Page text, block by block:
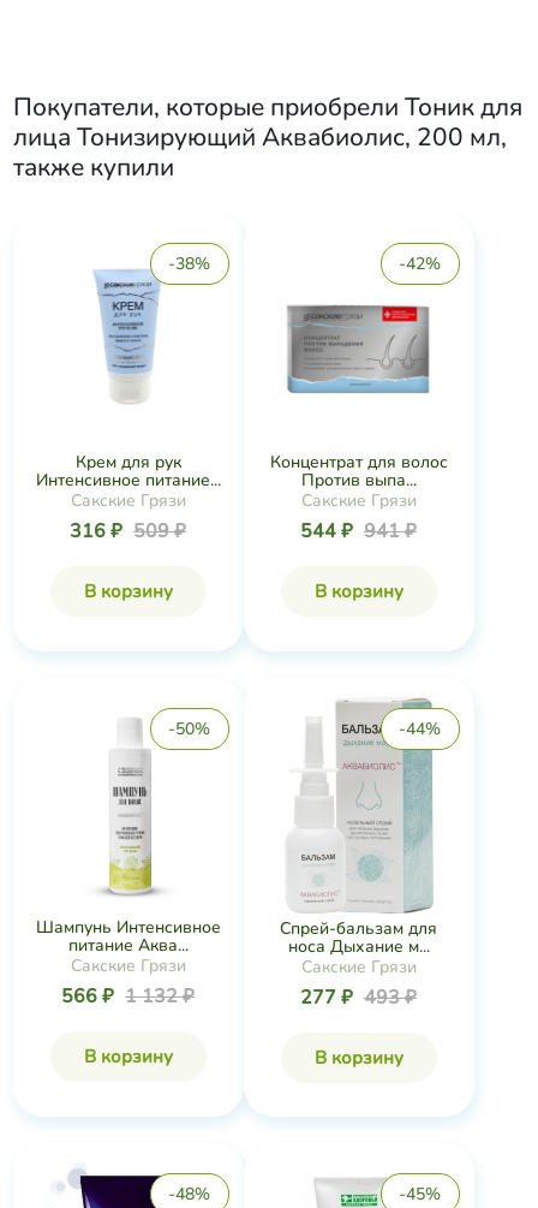
Покупатели, которые приобрели Тоник для
лица Тонизирующий Аквабиолис, 200 мл,
также купили
-38%
Крем для рук
Интенсивное питание...
Сакские Грязи
316 ₽ 509 ₽
В корзину
-42%
Концентрат для волос
Против выпа...
Сакские Грязи
544 ₽ 941 ₽
В корзину
-50%
Шампунь Интенсивное
питание Аква...
Сакские Грязи
566 ₽ 1 132 ₽
В корзину
-44%
Спрей-бальзам для
носа Дыхание м...
Сакские Грязи
277 ₽ 493 ₽
В корзину
-48% -45%